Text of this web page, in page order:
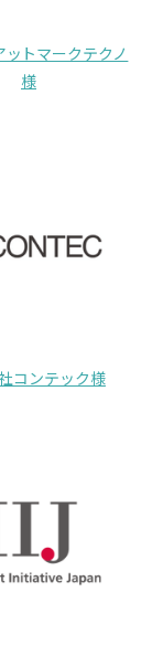
トマークテクノ
様
コンテック様